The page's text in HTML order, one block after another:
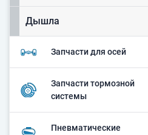
Дышла
Запчасти для осей
Запчасти тормозной
системы
Пневматические